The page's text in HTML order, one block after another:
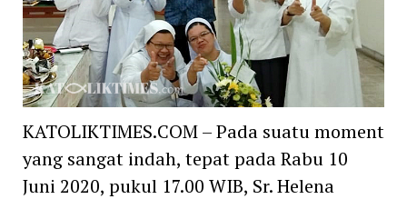
KATOLIKTIMES.COM – Pada suatu moment
yang sangat indah, tepat pada Rabu 10
Juni 2020, pukul 17.00 WIB, Sr. Helena